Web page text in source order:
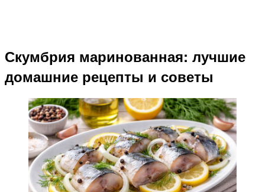
Скумбрия маринованная: лучшие
домашние рецепты и советы